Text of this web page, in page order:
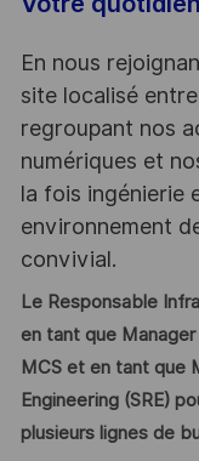
En nous
site localisé
regroupant nos
numériques et
la fois ingénierie
environnement
convivial.
Le Responsable
en tant que
MCS et en tant que
Engineering (SRE)
plusieurs lignes de